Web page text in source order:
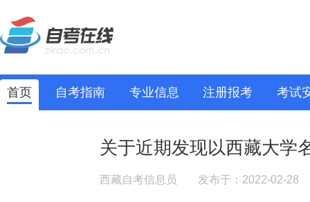
首页 自考指南 专业信息 注册报考 考试
关于近期发现以西藏大学
西藏自考信息员 发布于：2022-02-28